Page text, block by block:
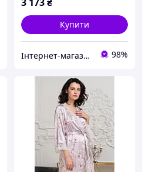
Купити
Інтернет-магазин "Carmen" 98%